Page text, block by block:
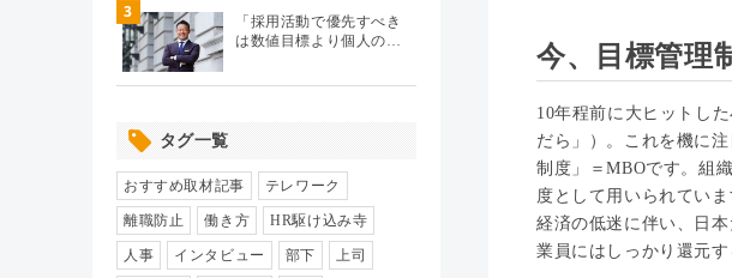
今、目標管理
10年程前に大ヒットし
だら」）。これを機に
制度」＝MBOです。組
度として用いられていま
経済の低迷に伴い、日
業員にはしっかり還元
パフォーマンス管理（112）
HR駆け込み寺
HRの基本（33）
リクルーティング（19）
3
「採用活動で優先すべき
は数値目標より個人の…
タグ一覧
おすすめ取材記事 テレワーク
離職防止 働き方 HR駆け込み寺
人事 インタビュー 部下 上司